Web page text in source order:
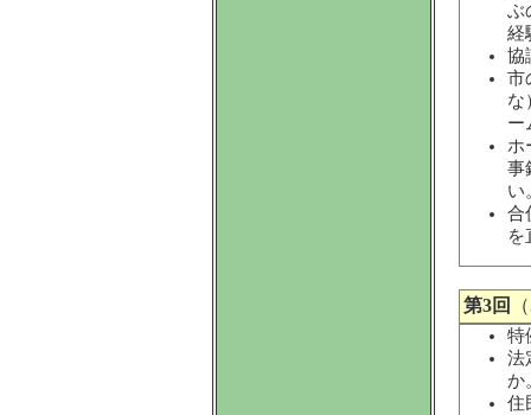
ぶ
経
協
市
な
ー
ホ
事
い
合
を
第3回
特
法
か
住